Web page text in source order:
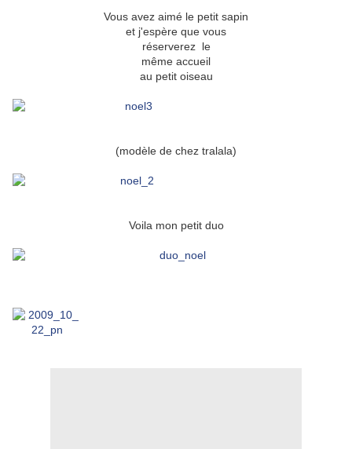
Vous avez aimé le petit sapin
et j'espère que vous
réserverez le
même accueil
au petit oiseau
(modèle de chez tralala)
Voila mon petit duo